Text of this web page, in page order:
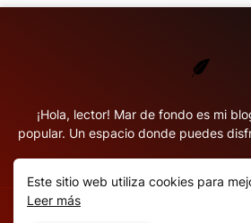
¡Hola, lector! Mar de fondo es mi
popular. Un espacio donde puedes
Este sitio web utiliza cookies para
Leer más